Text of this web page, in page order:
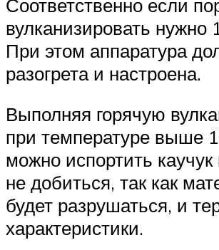
Соответственно если
вулканизировать нужно
При этом аппаратура
разогрета и настроена.
Выполняя горячую
при температуре выше
можно испортить каучук
не добиться, так как
будет разрушаться, и
характеристики.